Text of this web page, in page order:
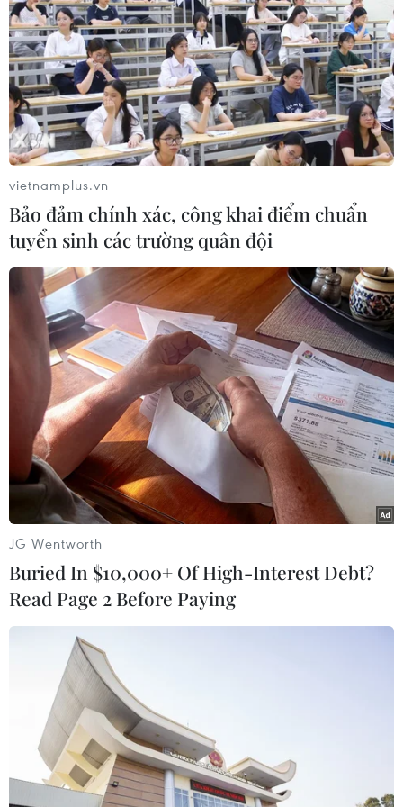
thời trang thế giới, nhưng nay trở nên vắng lặng vì dịch
COVID-19.
WHO hối thúc thế giới tăng cường nỗ lực
chống đại dịch COVID-19
12/03/2020 13:07
Ông Ghebreyesus nêu rõ: "Việc xem dịch bệnh này là
đại dịch không có nghĩa là các quốc gia nên buông
xuôi. Ý tưởng rằng các nước nên chuyển từ kiềm chế
sang giảm nhẹ là sai lầm và nguy hiểm."
vietnamplus.vn
Bảo đảm chính xác, công khai điểm chuẩn
tuyển sinh các trường quân đội
JG Wentworth
Buried In $10,000+ Of High-Interest Debt?
Read Page 2 Before Paying